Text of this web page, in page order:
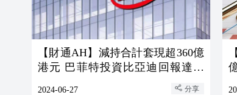
【財通AH】減持合計套現超360億
港元 巴菲特投資比亞迪回報達29
2024-06-27 分享